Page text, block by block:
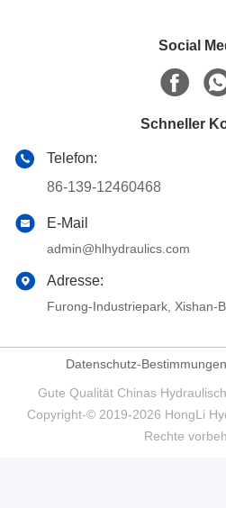
Social
Schneller
Telefon:
86-139-12460468
E-Mail
admin@hlhydraulics.com
Adresse:
Furong-Industriepark, Xishan-
Datenschutz-Bestimmungen
Gute Qualität Chinas
Copyright-© 2019-2026 HongLi
Rechte